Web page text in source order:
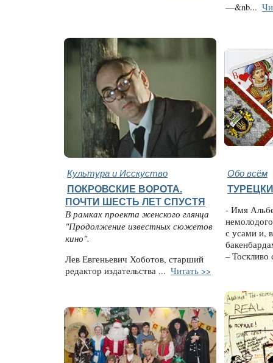
—&nb...
Культура и Исскуство Обо всём
ПОКРОВСКИЕ ВОРОТА.
ПОЧТИ ШЕСТЬ ЛЕТ СПУСТЯ
В рамках проекта женского глянца
"Продолжение известных сюжетов
кино".
Лев Евгеньевич Хоботов, старший
редактор издательства ... Читать >>
- Имя
с усами и,
– Тоскливо